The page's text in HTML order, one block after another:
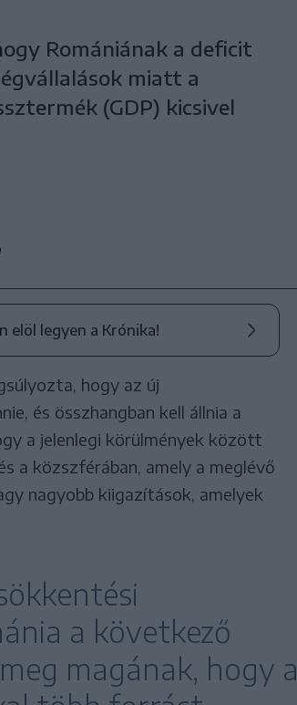
Romániának a deficit
miatt a
(GDP) kicsivel
legyen a Krónika!
hogy az új
és összhangban kell állnia a
a jelenlegi körülmények között
a közszférában, amely a meglévő
nagyobb kiigazítások, amelyek
a következő
magának, hogy a